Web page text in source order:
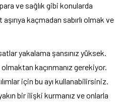
ve sağlık gibi konularda
kaçmadan sabırlı olmak ve
yakalama şansınız yüksek.
kaçınmanız gerekiyor.
için bu ayı kullanabilirsiniz.
bir ilişki kurmanız ve onlarla